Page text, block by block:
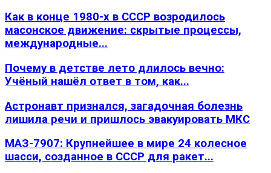
Как в конце 1980-х в СССР возродилось
масонское движение: скрытые процессы,
международные...
Почему в детстве лето длилось вечно:
Учёный нашёл ответ в том, как...
Астронавт признался, загадочная болезнь
лишила речи и пришлось эвакуировать МКС
МАЗ-7907: Крупнейшее в мире 24 колесное
шасси, созданное в СССР для ракет...